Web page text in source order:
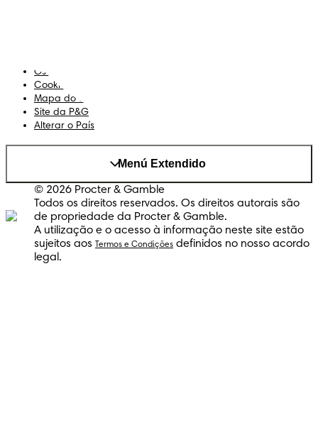
Os Meus Dados
Cookies
Mapa do Site
Site da P&G
Alterar o País
Menú Extendido
© 2026 Procter & Gamble
Todos os direitos reservados. Os direitos autorais são
de propriedade da Procter & Gamble.
A utilização e o acesso à informação neste site estão
sujeitos aos
Termos e Condições definidos no nosso acordo
legal.